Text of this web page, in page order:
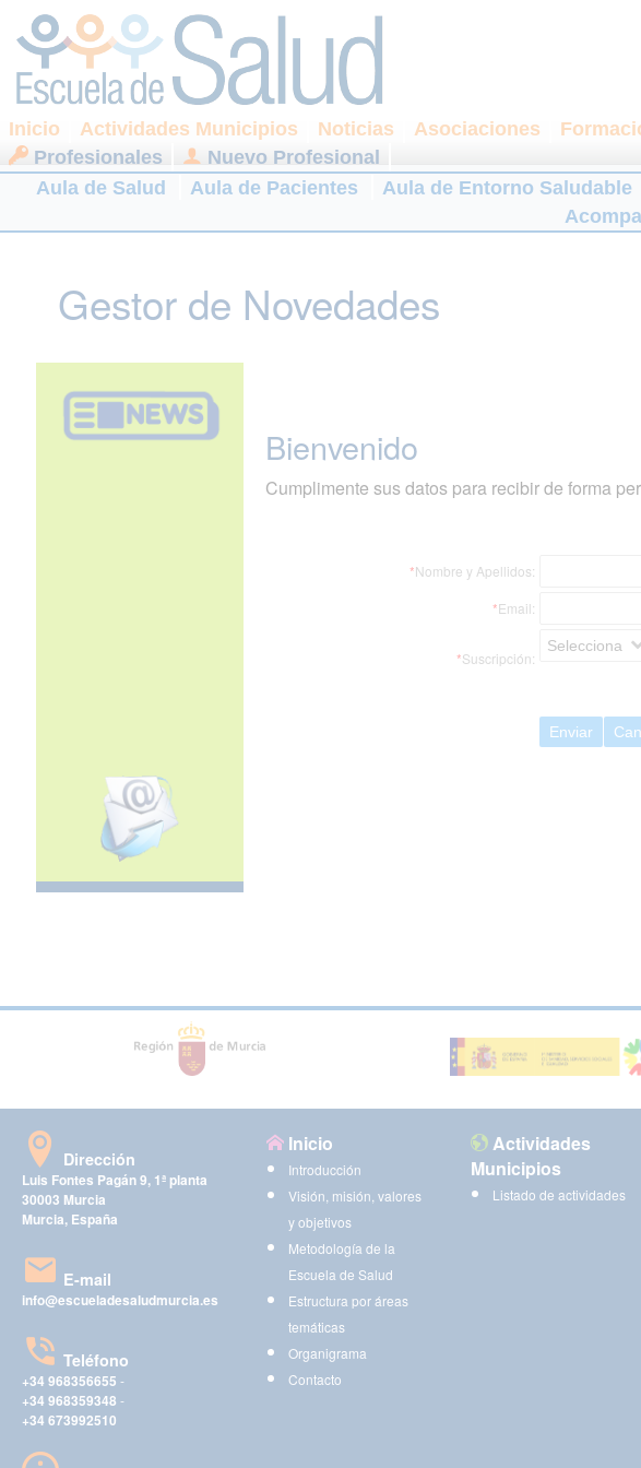
Inicio Actividades Municipios Noticias Asociaciones
Profesionales
Nuevo Profesional
Aula de Salud
Aula de Pacientes Aula de Entorno Saludable
Gestor de Novedades
Bienvenido
Cumplimente sus datos para recibir de forma
*Nombre y Apellidos:
*Email:
*Suscripción:
Selecciona
Enviar
Dirección
Luis Fontes Pagán 9, 1ª planta
30003 Murcia
Murcia, España
E-mail
info@escueladesaludmurcia.es
Teléfono
+34 968356655 -
+34 968359348 -
+34 673992510
Inicio
Introducción
Visión, misión, valores
y objetivos
Metodología de la
Escuela de Salud
Estructura por áreas
temáticas
Organigrama
Contacto
Actividades
Municipios
Listado de actividades